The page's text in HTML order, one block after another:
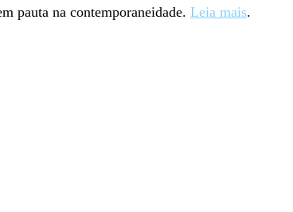
pauta na contemporaneidade. Leia mais.